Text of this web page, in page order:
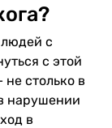
с
с этой
столько в
нарушении
в